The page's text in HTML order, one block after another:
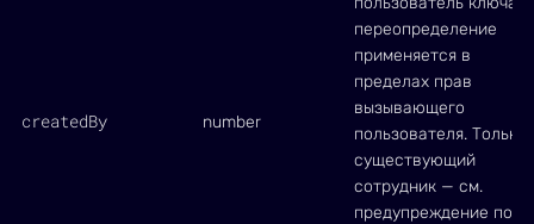
createdBy number
переопределение
применяется в
пределах прав
вызывающего
пользователя. Только
существующий
сотрудник — см.
предупреждение под